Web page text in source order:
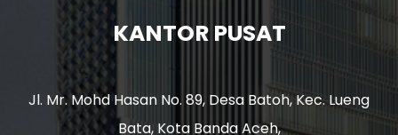
KANTOR PUSAT
Jl. Mr. Mohd Hasan No. 89, Desa Batoh, Kec. Lueng
Bata, Kota Banda Aceh,